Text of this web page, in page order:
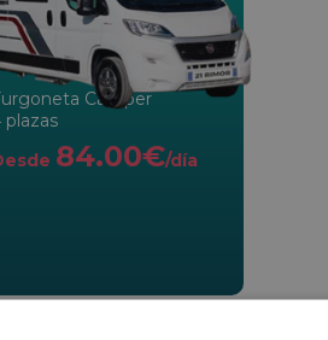
Camper
plazas
84.00€/día